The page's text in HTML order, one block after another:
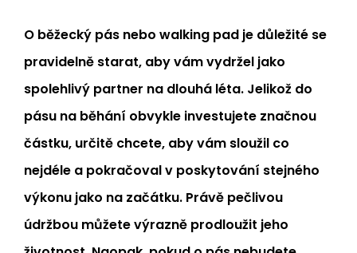
O běžecký pás nebo walking pad je důležité se
pravidelně starat, aby vám vydržel jako
spolehlivý partner na dlouhá léta. Jelikož do
pásu na běhání obvykle investujete značnou
částku, určitě chcete, aby vám sloužil co
nejdéle a pokračoval v poskytování stejného
výkonu jako na začátku. Právě pečlivou
údržbou můžete výrazně prodloužit jeho